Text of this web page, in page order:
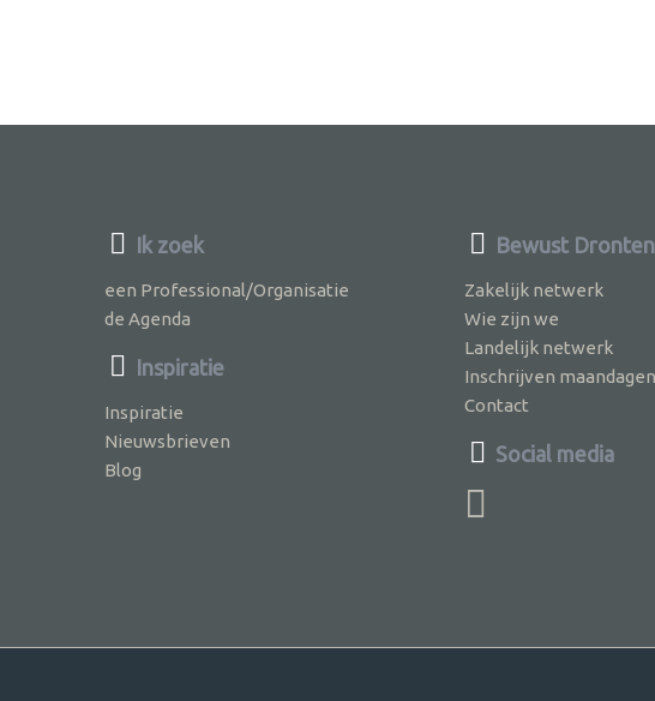
Ik zoek
een Professional/Organisatie
de Agenda
Inspiratie
Inspiratie
Nieuwsbrieven
Blog
Bewust Dronten
Zakelijk netwerk
Wie zijn we
Landelijk netwerk
Inschrijven
Contact
Social media